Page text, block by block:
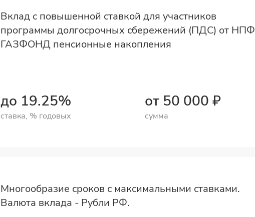
Вклад с повышенной ставкой для участников
программы долгосрочных сбережений (ПДС) от НПФ
ГАЗФОНД пенсионные накопления
до 19.25%
ставка, % годовых
от 50 000 ₽
сумма
Многообразие сроков с максимальными ставками.
Валюта вклада - Рубли РФ.